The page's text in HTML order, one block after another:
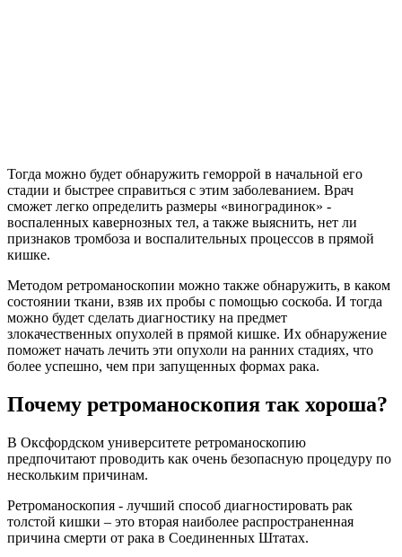
Тогда можно будет обнаружить геморрой в начальной его
стадии и быстрее справиться с этим заболеванием. Врач
сможет легко определить размеры «виноградинок» -
воспаленных кавернозных тел, а также выяснить, нет ли
признаков тромбоза и воспалительных процессов в прямой
кишке.
Методом ретроманоскопии можно также обнаружить, в каком
состоянии ткани, взяв их пробы с помощью соскоба. И тогда
можно будет сделать диагностику на предмет
злокачественных опухолей в прямой кишке. Их обнаружение
поможет начать лечить эти опухоли на ранних стадиях, что
более успешно, чем при запущенных формах рака.
Почему ретроманоскопия так хороша?
В Оксфордском университете ретроманоскопию
предпочитают проводить как очень безопасную процедуру по
нескольким причинам.
Ретроманоскопия - лучший способ диагностировать рак
толстой кишки – это вторая наиболее распространенная
причина смерти от рака в Соединенных Штатах.